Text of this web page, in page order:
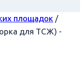
площадок /
для ТСЖ) -